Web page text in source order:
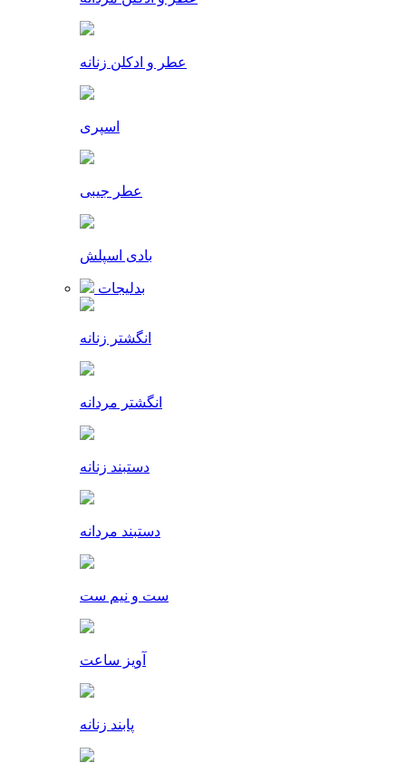
عطر و ادکلن زنانه
اسپری
عطر جیبی
بادی اسپلش
بدلیجات
انگشتر زنانه
انگشتر مردانه
دستبند زنانه
دستبند مردانه
ست و نیم ست
آویز ساعت
پابند زنانه